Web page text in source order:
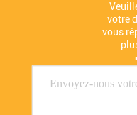
votre
vous